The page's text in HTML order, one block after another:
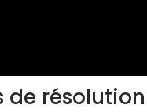
de résolution